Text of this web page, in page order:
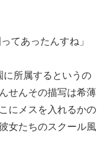
てあったんすね」
所属するというの
せんその描写は希薄
にメスを入れるかの
女たちのスクール風